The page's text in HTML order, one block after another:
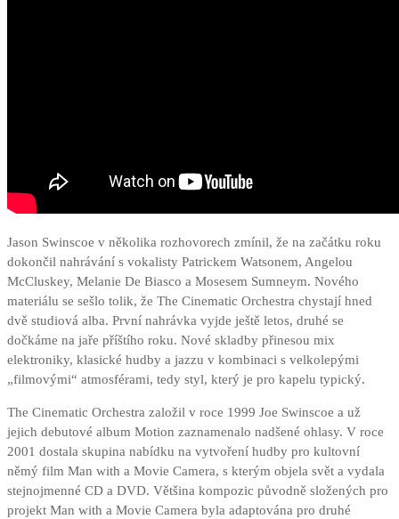
Jason Swinscoe v několika rozhovorech zmínil, že na začátku roku
dokončil nahrávání s vokalisty Patrickem Watsonem, Angelou
McCluskey, Melanie De Biasco a Mosesem Sumneym. Nového
materiálu se sešlo tolik, že The Cinematic Orchestra chystají hned
dvě studiová alba. První nahrávka vyjde ještě letos, druhé se
dočkáme na jaře příštího roku. Nové skladby přinesou mix
elektroniky, klasické hudby a jazzu v kombinaci s velkolepými
„filmovými“ atmosférami, tedy styl, který je pro kapelu typický.
The Cinematic Orchestra založil v roce 1999 Joe Swinscoe a už
jejich debutové album Motion zaznamenalo nadšené ohlasy. V roce
2001 dostala skupina nabídku na vytvoření hudby pro kultovní
němý film Man with a Movie Camera, s kterým objela svět a vydala
stejnojmenné CD a DVD. Většina kompozic původně složených pro
projekt Man with a Movie Camera byla adaptována pro druhé